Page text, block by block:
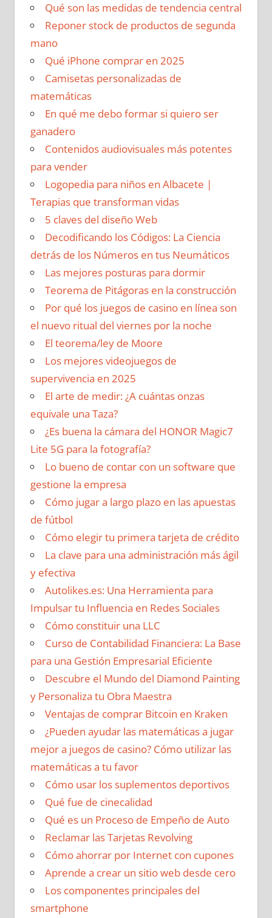
Qué son las medidas de tendencia central
Reponer stock de productos de segunda
mano
Qué iPhone comprar en 2025
Camisetas personalizadas de
matemáticas
En qué me debo formar si quiero ser
ganadero
Contenidos audiovisuales más potentes
para vender
Logopedia para niños en Albacete |
Terapias que transforman vidas
5 claves del diseño Web
Decodificando los Códigos: La Ciencia
detrás de los Números en tus Neumáticos
Las mejores posturas para dormir
Teorema de Pitágoras en la construcción
Por qué los juegos de casino en línea son
el nuevo ritual del viernes por la noche
El teorema/ley de Moore
Los mejores videojuegos de
supervivencia en 2025
El arte de medir: ¿A cuántas onzas
equivale una Taza?
¿Es buena la cámara del HONOR Magic7
Lite 5G para la fotografía?
Lo bueno de contar con un software que
gestione la empresa
Cómo jugar a largo plazo en las apuestas
de fútbol
Cómo elegir tu primera tarjeta de crédito
La clave para una administración más ágil
y efectiva
Autolikes.es: Una Herramienta para
Impulsar tu Influencia en Redes Sociales
Cómo constituir una LLC
Curso de Contabilidad Financiera: La Base
para una Gestión Empresarial Eficiente
Descubre el Mundo del Diamond Painting
y Personaliza tu Obra Maestra
Ventajas de comprar Bitcoin en Kraken
¿Pueden ayudar las matemáticas a jugar
mejor a juegos de casino? Cómo utilizar las
matemáticas a tu favor
Cómo usar los suplementos deportivos
Qué fue de cinecalidad
Qué es un Proceso de Empeño de Auto
Reclamar las Tarjetas Revolving
Cómo ahorrar por Internet con cupones
Aprende a crear un sitio web desde cero
Los componentes principales del
smartphone